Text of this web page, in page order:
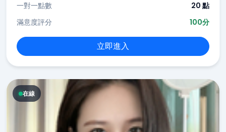
一對一點數
20 點
滿意度評分
100分
立即進入
在線